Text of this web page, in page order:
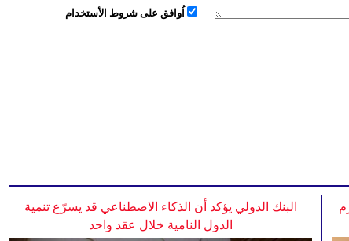
اُوافق على شروط الأستخدام
البنك الدولي يؤكد أن الذكاء الاصطناعي قد يسرّع تنمية
الدول النامية خلال عقد واحد